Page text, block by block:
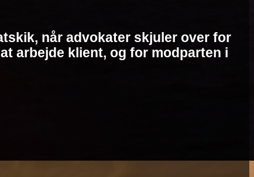
når advokater skjuler over for
arbejde klient, og for modparten i